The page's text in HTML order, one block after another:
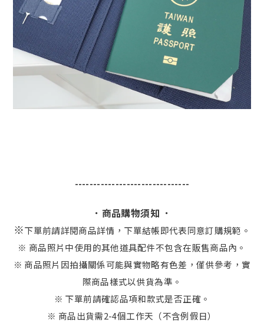
-------------------------------
．商品購物須知 ．
※下單前請詳閱商品詳情，下單結帳即代表同意訂購規範。
※ 商品照片中使用的其他道具配件不包含在販售商品內。
※ 商品照片因拍攝關係可能與實物略有色差，僅供參考，實
際商品樣式以供貨為準。
※ 下單前請確認品項和款式是否正確。
※ 商品出貨需2-4個工作天（不含例假日）